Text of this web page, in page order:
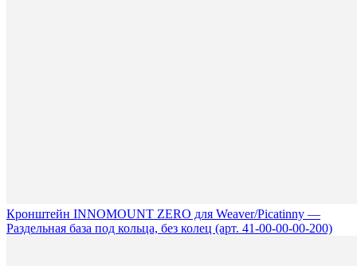
Кронштейн INNOMOUNT ZERO для Weaver/Picatinny —
Раздельная база под кольца, без колец (арт. 41-00-00-00-200)